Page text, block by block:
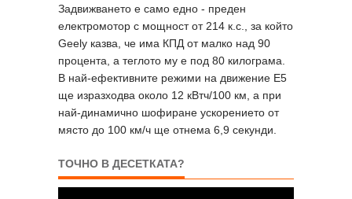
Задвижването е само едно - преден
електромотор с мощност от 214 к.с., за който
Geely казва, че има КПД от малко над 90
процента, а теглото му е под 80 килограма.
В най-ефективните режими на движение Е5
ще изразходва около 12 кВтч/100 км, а при
най-динамично шофиране ускорението от
място до 100 км/ч ще отнема 6,9 секунди.
ТОЧНО В ДЕСЕТКАТА?